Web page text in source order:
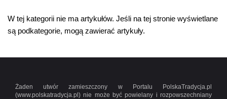
W tej kategorii nie ma artykułów. Jeśli na tej stronie wyświetlane
są podkategorie, mogą zawierać artykuły.
Żaden utwór zamieszczony w Portalu PolskaTradycja.pl
(www.polskatradycja.pl) nie może być powielany i rozpowszechniany